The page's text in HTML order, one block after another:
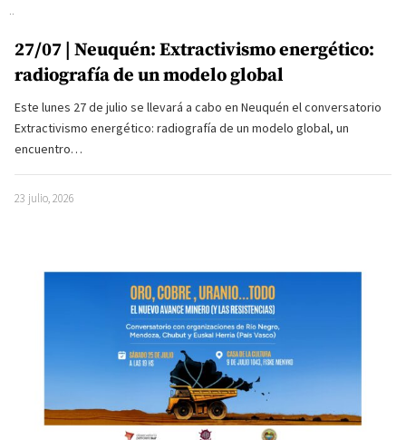
27/07 | Neuquén: Extractivismo energético:
radiografía de un modelo global
Este lunes 27 de julio se llevará a cabo en Neuquén el conversatorio
Extractivismo energético: radiografía de un modelo global, un
encuentro…
23 julio, 2026